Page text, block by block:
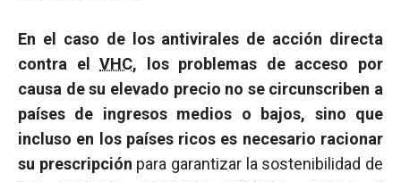
En el caso de los antivirales de acción directa
contra elVHC, los problemas de acceso por
causa de su elevado precio no se circunscriben a
países de ingresos medios o bajos, sino que
incluso en los países ricos es necesario racionar
su prescripción para garantizar la sostenibilidad de